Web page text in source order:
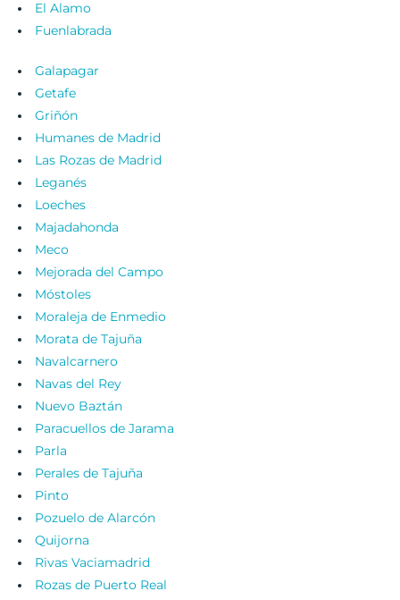
El Alamo
Fuenlabrada
Galapagar
Getafe
Griñón
Humanes de Madrid
Las Rozas de Madrid
Leganés
Loeches
Majadahonda
Meco
Mejorada del Campo
Móstoles
Moraleja de Enmedio
Morata de Tajuña
Navalcarnero
Navas del Rey
Nuevo Baztán
Paracuellos de Jarama
Parla
Perales de Tajuña
Pinto
Pozuelo de Alarcón
Quijorna
Rivas Vaciamadrid
Rozas de Puerto Real